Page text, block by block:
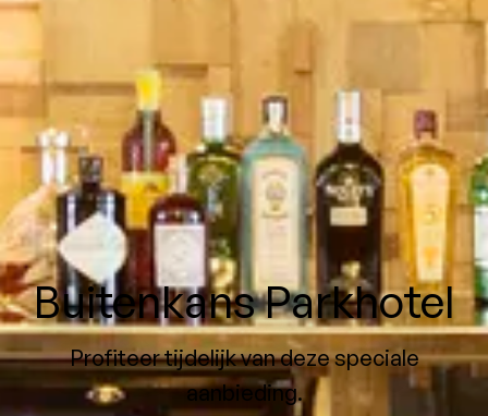
Buitenkans Parkhotel
Profiteer tijdelijk van deze speciale
aanbieding.